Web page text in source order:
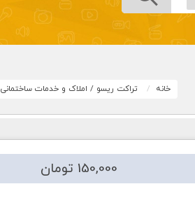
خانه تراکت ریسو / املاک و خدمات ساختمانی
150,000 تومان